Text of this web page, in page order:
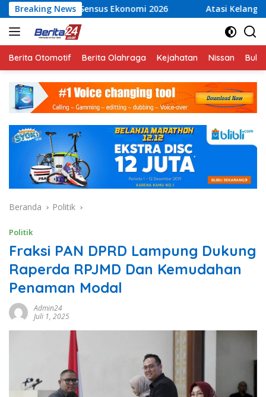
Langsung
ke
konten
Breaking News
Ekonomi 2026 Atasi Kelangkaan Air Bersih,
Berita Otomotif Berita Olahraga Kejahatan Nissan
Beranda Politik
Politik
Fraksi PAN DPRD Lampung Dukung
Raperda RPJMD Dan Kemudahan
Penaman Modal
Admin24
Juli 1, 2025